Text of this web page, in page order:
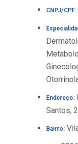
CNPJ/CPF:
Endereço:
Santos,
Bairro: